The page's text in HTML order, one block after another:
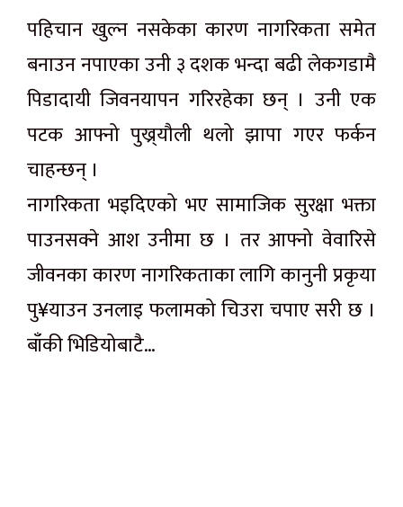
पहिचान खुल्न नसकेका कारण नागरिकता समेत
बनाउन नपाएका उनी ३ दशक भन्दा बढी लेकगडामै
पिडादायी जिवनयापन गरिरहेका छन् । उनी एक
पटक आफ्नो पुख्र्यौली थलो झापा गएर फर्कन
चाहन्छन् ।
नागरिकता भइदिएको भए सामाजिक सुरक्षा भक्ता
पाउनसक्ने आश उनीमा छ । तर आफ्नो वेवारिसे
जीवनका कारण नागरिकताका लागि कानुनी प्रकृया
पु¥याउन उनलाइ फलामको चिउरा चपाए सरी छ ।
बाँकी भिडियोबाटै…